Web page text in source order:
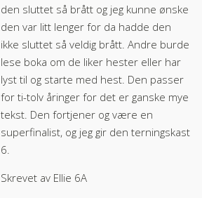
den sluttet så brått og jeg kunne ønske
den var litt lenger for da hadde den
ikke sluttet så veldig brått. Andre burde
lese boka om de liker hester eller har
lyst til og starte med hest. Den passer
for ti-tolv åringer for det er ganske mye
tekst. Den fortjener og være en
superfinalist, og jeg gir den terningskast
6.
Skrevet av Ellie 6A